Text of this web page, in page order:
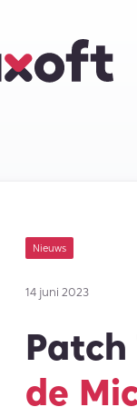
Nieuws
14 juni 2023
Patch
de